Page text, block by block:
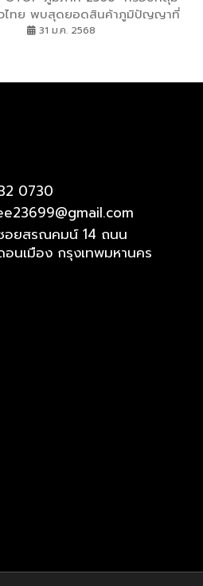
ไทย พบสุดยอดสินค้าภูมิปัญญาที่
ะบ่งบอกอัตลักษณ์ในแต่ละท้องถิ่น
31 ม.ค. 2568
0730
อยสรณคมน์ 14 ถนน
นเมือง กรุงเทพมหานคร